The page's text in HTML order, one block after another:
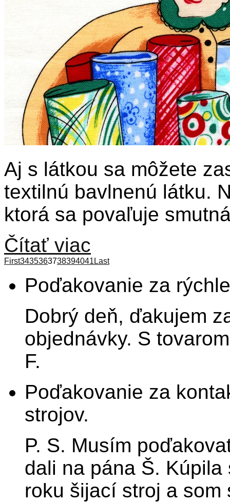
Aj s látkou sa môžete
textilnú bavlnenú látku.
ktorá sa povaľuje
Čítať viac
First3435363738394041 Last
Poďakovanie za
Dobrý deň, ďakujem
objednávky. S
F.
Poďakovanie za
strojov.
P. S. Musím
dali na pána Š.
roku šijací stroj a